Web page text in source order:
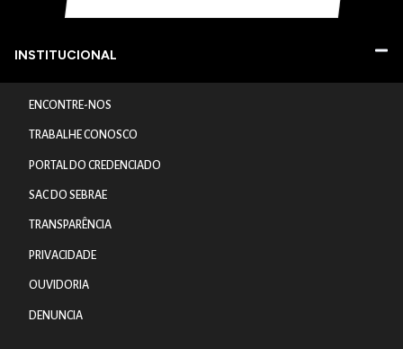
INSTITUCIONAL
ENCONTRE-NOS
TRABALHE CONOSCO
PORTAL DO CREDENCIADO
SAC DO SEBRAE
TRANSPARÊNCIA
PRIVACIDADE
OUVIDORIA
DENUNCIA